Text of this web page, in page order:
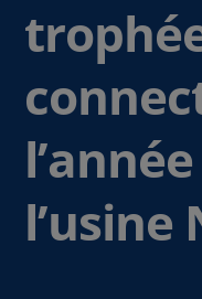
l’usine